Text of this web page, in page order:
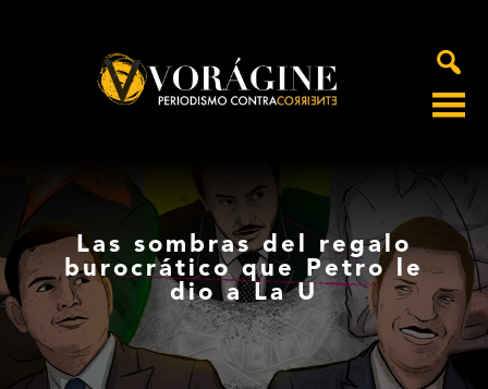
Las sombras del regalo
burocrático que Petro le
dio a La U